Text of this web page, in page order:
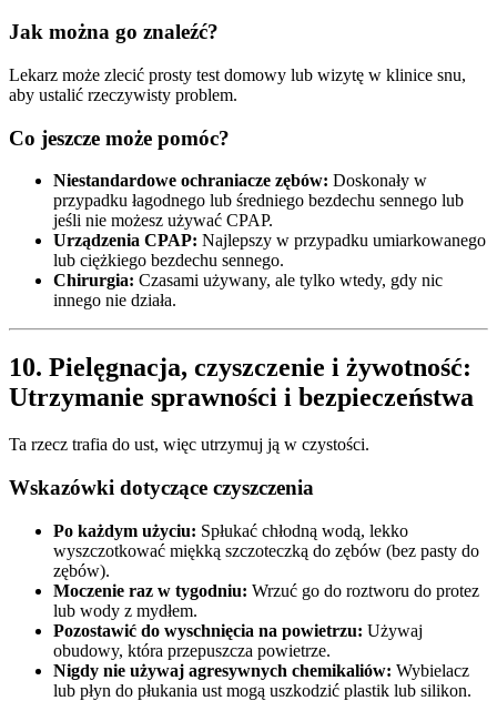
Jak można go znaleźć?
Lekarz może zlecić prosty test domowy lub wizytę w klinice snu,
aby ustalić rzeczywisty problem.
Co jeszcze może pomóc?
Niestandardowe ochraniacze zębów: Doskonały w
przypadku łagodnego lub średniego bezdechu sennego lub
jeśli nie możesz używać CPAP.
Urządzenia CPAP: Najlepszy w przypadku umiarkowanego
lub ciężkiego bezdechu sennego.
Chirurgia: Czasami używany, ale tylko wtedy, gdy nic
innego nie działa.
10. Pielęgnacja, czyszczenie i żywotność:
Utrzymanie sprawności i bezpieczeństwa
Ta rzecz trafia do ust, więc utrzymuj ją w czystości.
Wskazówki dotyczące czyszczenia
Po każdym użyciu: Spłukać chłodną wodą, lekko
wyszczotkować miękką szczoteczką do zębów (bez pasty do
zębów).
Moczenie raz w tygodniu: Wrzuć go do roztworu do protez
lub wody z mydłem.
Pozostawić do wyschnięcia na powietrzu: Używaj
obudowy, która przepuszcza powietrze.
Nigdy nie używaj agresywnych chemikaliów: Wybielacz
lub płyn do płukania ust mogą uszkodzić plastik lub silikon.